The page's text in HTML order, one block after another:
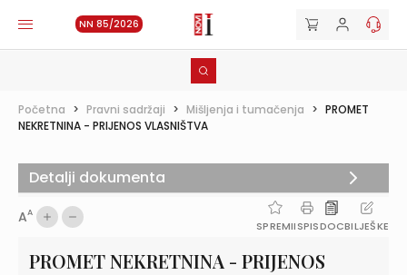
NN 85/2026
Početna > Pravni sadržaji > Mišljenja i tumačenja > PROMET
NEKRETNINA - PRIJENOS VLASNIŠTVA
AA
SPREMIISPISDOCBILJEŠKE
PROMET NEKRETNINA - PRIJENOS
Detalji dokumenta